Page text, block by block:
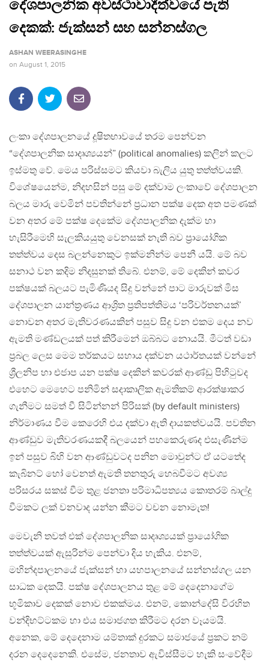
දේශපාලනික අවස්ථාවාදීත්වයේ පැති
දෙකක්: ජැක්සන් සහ සන්නස්ගල
ASHAN WEERASINGHE
on August 1, 2015
ලංකා දේශපාලනයේ දූෂිතභාවයේ තරම පෙන්වන
“දේශපාලනික සාදෘශ්‍යයන්” (political anomalies) කලින් කලට
ඉස්මතු වේ. මෙය පරිස්සමට කියවා බැලිය යුතු තත්ත්වයකි.
විශේෂයෙන්ම, නිදහසින් පසු මේ දක්වාම ලංකාවේ දේශපාලන
බලය මාරු වෙමින් පවතින්නේ ප්‍රධාන පක්ෂ දෙක අත පමණක්
වන අතර මේ පක්ෂ දෙකේම දේශපාලනික දැක්ම හා
හැසිරීමෙහි සැලකියයුතු වෙනසක් නැති බව ප්‍රායෝගික
තත්ත්වය දෙස බලන්නෙකුට ඉක්මනින්ම පෙනී යයි. මේ බව
සනාථ වන කදිම නිදසුනක් තිබේ. එනම්, මේ දෙකින් කවර
පක්ෂයක් බලයට පැමිණියද සිදු වන්නේ පාට මාරුවක් මිස
දේශපාලන යාන්ත්‍රණය ආශ්‍රිත ප්‍රතිපත්තිමය ‘පරිවර්තනයක්’
නොවන අතර මැතිවරණයකින් පසුව සිදු වන එකම දෙය නව
ඇමති මණ්ඩලයක් පත් කිරීමෙන් ඔබ්බට නොයයි. මීටත් වඩා
ප්‍රබල ලෙස මෙම තර්කයට සහාය දක්වන යථාර්තයක් වන්නේ
ශ්‍රීලනිප හා එජාප යන පක්ෂ දෙකින් කවරක් ආණ්ඩු පිහිටුවද
එහෙට මෙහෙට පනිමින් සදාකාලික ඇමතිකම් ආරක්ෂාකර
ගැනීමට සමත් වී සිටින්නන් පිරිසක් (by default ministers)
නිර්මාණය වීම කෙරෙහි එය දක්වා ඇති දායකත්වයයි. පවතින
ආණ්ඩුව මැතිවරණයකදී බලයෙන් පහකෙරුණද එසැණින්ම
ඉන් පසුව බිහි වන ආණ්ඩුවටද පනින මොවුන්ට ඒ යටතේද
කැබිනට් හෝ වෙනත් ඇමති තනතුරු හෙබවීමට අවශ්‍ය
පරිසරය සකස් වීම තුළ ජනතා පරිමාධිපත්‍යය කොතරම් බාල්දු
වීමකට ලක් වනවාද යන්න කීමට වචන නොමැත!
මෙවැනි තවත් එක් දේශපාලනික සාදෘශ්‍යයක් ප්‍රායෝගික
තත්ත්වයක් ඇසුරින්ම පෙන්වා දිය හැකිය. එනම්,
මහින්දපාලනයේ ජැක්සන් හා යහපාලනයේ සන්නස්ගල යන
සාධක දෙකයි. පක්ෂ දේශපාලනය තුළ මේ දෙදෙනාගේම
භූමිකාව දෙකක් නොව එකක්මය. එනම්, කොන්දේසි විරහිත
වන්දිභට්ටකම හා එය සමාජගත කිරීමට දරන වෑයමයි.
අනෙක, මේ දෙදෙනාම යම්තාක් දුරකට සමාජයේ ප්‍රකට නම්
දරන දෙදෙනෙකි. එසේම, ජනතාව ඇවිස්සීමට හැකි සංවේදීම